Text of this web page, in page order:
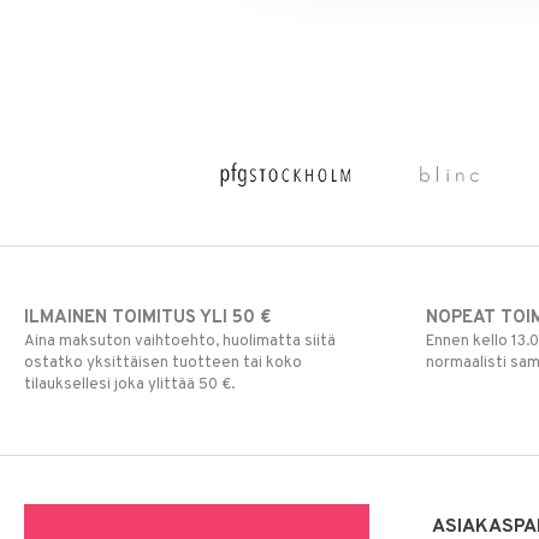
ILMAINEN TOIMITUS YLI 50 €
Aina maksuton vaihtoehto, huolimatta siitä
ostatko yksittäisen tuotteen tai koko
tilauksellesi joka ylittää 50 €.
NOPEAT
Ennen kello
normaalisti